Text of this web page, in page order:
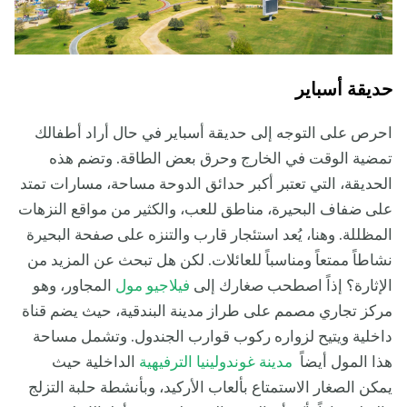
حديقة أسباير
احرص على التوجه إلى حديقة أسباير في حال أراد أطفالك
تمضية الوقت في الخارج وحرق بعض الطاقة. وتضم هذه
الحديقة، التي تعتبر أكبر حدائق الدوحة مساحة، مسارات تمتد
على ضفاف البحيرة، مناطق للعب، والكثير من مواقع النزهات
المظللة. وهنا، يُعد استئجار قارب والتنزه على صفحة البحيرة
نشاطاً ممتعاً ومناسباً للعائلات. لكن هل تبحث عن المزيد من
الإثارة؟ إذاً اصطحب صغارك إلى فيلاجيو مول المجاور، وهو
مركز تجاري مصمم على طراز مدينة البندقية، حيث يضم قناة
داخلية ويتيح لزواره ركوب قوارب الجندول. وتشمل مساحة
هذا المول أيضاً مدينة غوندولينيا الترفيهية الداخلية حيث
يمكن الصغار الاستمتاع بألعاب الأركيد، وبأنشطة حلبة التزلج